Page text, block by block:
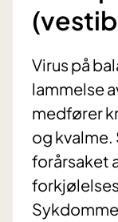
Virus på
lammelse
medfører
og
forårsaket